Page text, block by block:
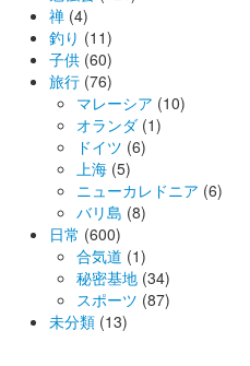
禅 (4)
釣り (11)
子供 (60)
旅行 (76)
マレーシア (10)
オランダ (1)
ドイツ (6)
上海 (5)
ニューカレドニア (6)
バリ島 (8)
日常 (600)
合気道 (1)
秘密基地 (34)
スポーツ (87)
未分類 (13)